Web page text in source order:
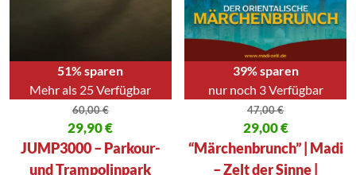
51% sparen
Mehr als 25 Verfügbar
60,00€
Ursprünglicher Preis war: 60,00 €
29,90€
Aktueller Preis ist: 29,90 €.
JUMP3000 – Parkour-
und Trampolinpark
39% sparen
nur noch 3 Verfügbar
47,00€
Ursprünglicher Preis war:
29,00€
Aktueller Preis ist: 29,00 €.
“Märchenbrunch” | Madi
– Zelt der Sinne |